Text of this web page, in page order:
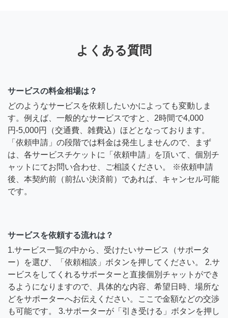
よくある質問
サービスの料金相場は？
どのようなサービスを依頼したいかによっても変動しま
す。例えば、一般的なサービスですと、2時間で4,000
円-5,000円（交通費、雑費込）ほどとなっております。
「依頼申請」の段階では料金は発生しませんので、まず
は、各サービスチケットに「依頼申請」を頂いて、個別チ
ャットにてお問い合わせ、ご相談ください。 ※依頼申請
後、本契約前（前払い決済前）であれば、キャンセル可能
です。
サービスを依頼する流れは？
1.サービス一覧の中から、受けたいサービス（サポータ
ー）を選び、「依頼相談」ボタンを押してください。 2.サ
ービスをしてくれるサポーターと直接個別チャットができ
るようになりますので、具体的な内容、希望日時、場所な
どをサポーターへお伝えください。ここで金額などの交渉
も可能です。 3.サポーターが「引き受ける」ボタンを押し